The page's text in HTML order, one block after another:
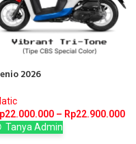
2026
22.000.000 – Rp22.900.000
Tanya Admin